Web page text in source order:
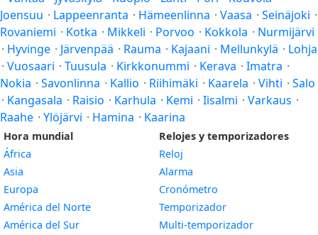
Joensuu · Lappeenranta · Hämeenlinna · Vaasa · Seinäjoki ·
Rovaniemi · Kotka · Mikkeli · Porvoo · Kokkola · Nurmijärvi
· Hyvinge · Järvenpää · Rauma · Kajaani · Mellunkylä · Lohja
· Vuosaari · Tuusula · Kirkkonummi · Kerava · Imatra ·
Nokia · Savonlinna · Kallio · Riihimäki · Kaarela · Vihti · Salo
· Kangasala · Raisio · Karhula · Kemi · Iisalmi · Varkaus ·
Raahe · Ylöjärvi · Hamina · Kaarina
Hora mundial
África
Asia
Europa
América del Norte
América del Sur
Relojes y temporizadores
Reloj
Alarma
Cronómetro
Temporizador
Multi-temporizador